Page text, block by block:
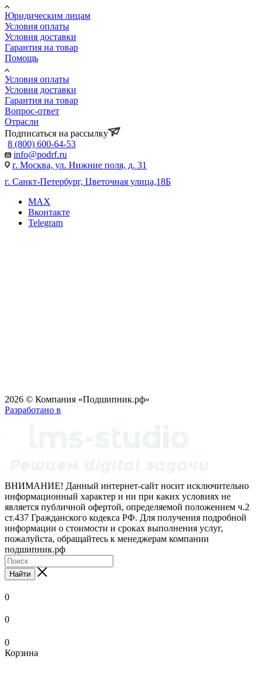
Юридическим лицам
Условия оплаты
Условия доставки
Гарантия на товар
Помощь
Условия оплаты
Условия доставки
Гарантия на товар
Вопрос-ответ
Отрасли
Подписаться на рассылку
8 (800) 600-64-53
info@podrf.ru
г. Москва, ул. Нижние поля, д. 31
г. Санкт-Петербург, Цветочная улица,18Б
MAX
Вконтакте
Telegram
2026 © Компания «Подшипник.рф»
Разработано в
ВНИМАНИЕ! Данный интернет-сайт носит исключительно
информационный характер и ни при каких условиях не
является публичной офертой, определяемой положением ч.2
ст.437 Гражданского кодекса РФ. Для получения подробной
информации о стоимости и сроках выполнения услуг,
пожалуйста, обращайтесь к менеджерам компании
подшипник.рф
Найти
0
0
0
Корзина